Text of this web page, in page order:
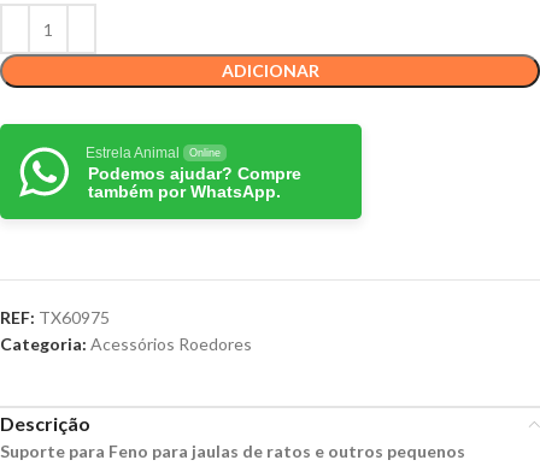
ADICIONAR
Estrela Animal Online
Podemos ajudar? Compre
também por WhatsApp.
REF: TX60975
Categoria: Acessórios Roedores
Descrição
Suporte para Feno para jaulas de ratos e outros pequenos